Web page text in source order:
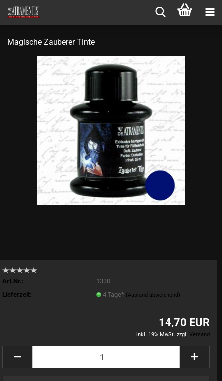
Magische Zauberer Tinte
Art.Nr.:
1330
Lieferzeit:
4 Tage* (Ausland abweichend)
14,70 EUR
inkl. 19% MwSt. zzgl. Versand